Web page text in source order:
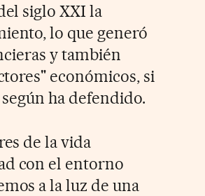
siglo XXI la
lo que generó
y también
económicos, si
ha defendido.
de la vida
con el entorno
a la luz de una